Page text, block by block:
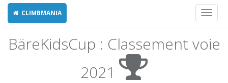
CLIMBMANIA
BäreKidsCup : Classement voie
2021